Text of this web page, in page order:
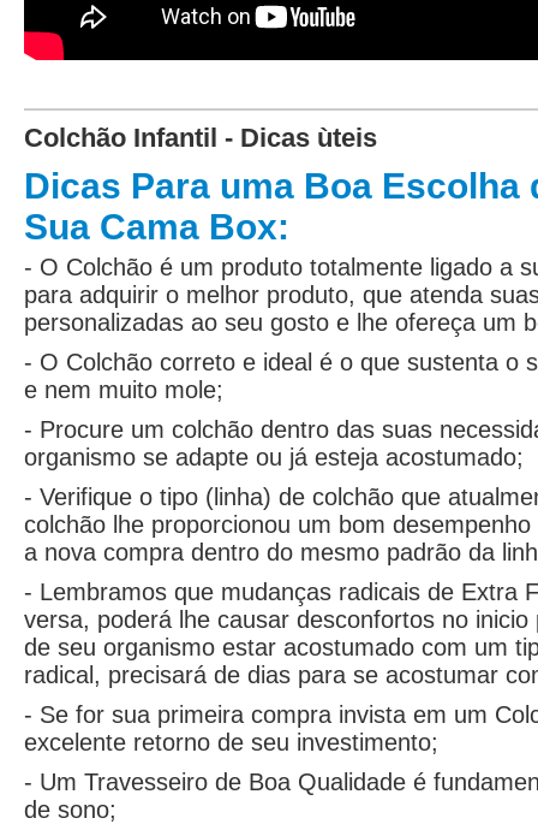
Colchão Infantil - Dicas ùteis
Dicas Para uma Boa Escolha
Sua Cama Box:
- O Colchão é um produto totalmente ligado a
para adquirir o melhor produto, que atenda
personalizadas ao seu gosto e lhe ofereça um
- O Colchão correto e ideal é o que sustenta o
e nem muito mole;
- Procure um colchão dentro das suas
organismo se adapte ou já esteja acostumado;
- Verifique o tipo (linha) de colchão que
colchão lhe proporcionou um bom
a nova compra dentro do mesmo padrão da
- Lembramos que mudanças radicais de Extra
versa, poderá lhe causar desconfortos no
de seu organismo estar acostumado com um
radical, precisará de dias para se acostumar
- Se for sua primeira compra invista em um
excelente retorno de seu investimento;
- Um Travesseiro de Boa Qualidade é
de sono;